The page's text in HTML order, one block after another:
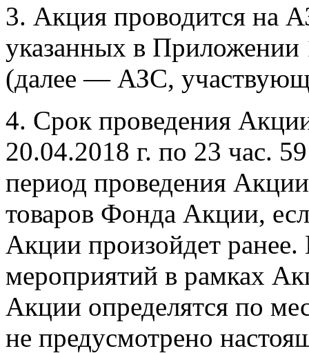
3. Акция проводится на
указанных в
(далее — АЗС,
4. Срок проведения
20.04.2018 г. по 23 час.
период проведения
товаров Фонда Акции,
Акции произойдет
мероприятий в рамках
Акции определятся по
не предусмотрено